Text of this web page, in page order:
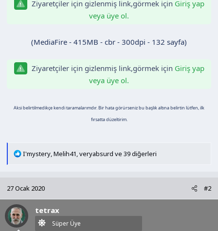
l
a
t
h
Ziyaretçiler için gizlenmiş link,görmek için Giriş yap
veya üye ol.
(MediaFire - 415MB - cbr - 300dpi - 132 sayfa)
Ziyaretçiler için gizlenmiş link,görmek için Giriş yap
veya üye ol.
Aksi belirtilmedikçe kendi taramalarımdır. Bir hata görürseniz bu başlık altına belirtin lütfen, ilk
fırsatta düzeltirim.
T
i
l
e
r
I'mystery Melih41 veryabsurd ve 39 diğerleri
27 Ocak 2020 #2
tetrax
Süper Üye